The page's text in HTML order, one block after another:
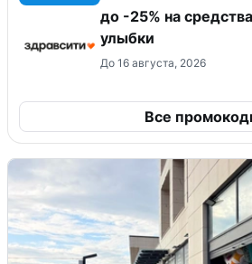
до -25% на
улыбки
До 16 августа, 2026
Все